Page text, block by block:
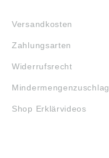
Versandkosten
Zahlungsarten
Widerrufsrecht
Mindermengenzuschlag
Shop Erklärvideos